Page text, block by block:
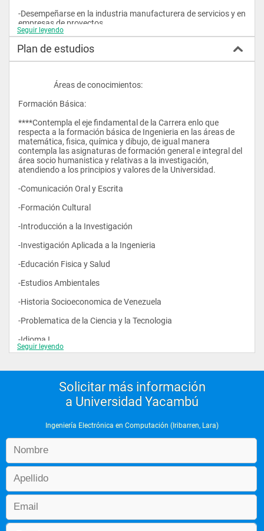
-Desempeñarse en la industria manufacturera de servicios y en
empresas de proyectos.
electrónicos que impliquen procesos.
software de aplicación asociado con ello.
-Demostrar capacidad para diseñar e implementar
aplicaciones que involucren hardware y software para resolver
problemas inherentes a su rol profesional, de forma pertinente
y eficiente.
-Elaborar y desarrollar programas de mantenimiento
preventivo y correctivo de equipos y sistemas electrónicos
- Gerenciar el desarrollo de proyectos en el área electrónica en
computación.
Seguir leyendo
Plan de estudios
                    Áreas de conocimientos:
Formación Básica:
****Contempla el eje findamental de la Carrera enlo que
respecta a la formación básica de Ingenieria en las áreas de
matemática, fisica, química y dibujo, de igual manera
contempla las asignaturas de formación general e integral del
área socio humanistica y relativas a la investigación,
atendiendo a los principios y valores de la Universidad.
-Comunicación Oral y Escrita
-Formación Cultural
-Introducción a la Investigación
-Investigación Aplicada a la Ingenieria
-Educación Fisica y Salud
-Estudios Ambientales
-Historia Socioeconomica de Venezuela
-Problematica de la Ciencia y la Tecnologia
-Idioma I
-Matematica Básica
-Cálculo I
-Cálculo II
Seguir leyendo
Solicitar más información
a Universidad Yacambú
Ingeniería Electrónica en Computación (Iribarren, Lara)